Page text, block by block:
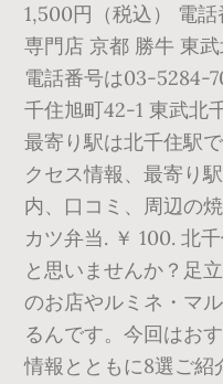
1,500円（税込） 電
専門店 京都 勝牛 東
電話番号は03-5284-
千住旭町42-1 東武北
最寄り駅は北千住駅
クセス情報、最寄り
内、口コミ、周辺の
カツ弁当. ￥ 100. 北
と思いませんか？足
のお店やルミネ・マ
るんです。今回はお
情報とともに8選ご